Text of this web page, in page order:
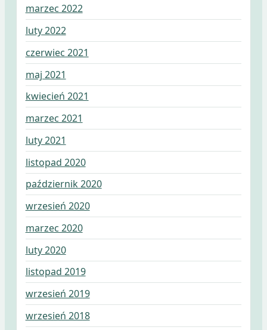
marzec 2022
luty 2022
czerwiec 2021
maj 2021
kwiecień 2021
marzec 2021
luty 2021
listopad 2020
październik 2020
wrzesień 2020
marzec 2020
luty 2020
listopad 2019
wrzesień 2019
wrzesień 2018